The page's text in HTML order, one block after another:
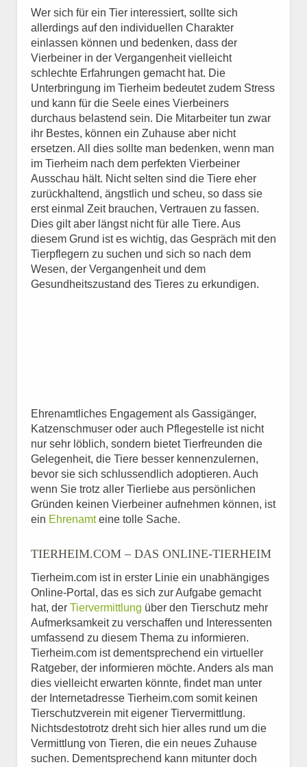
Wer sich für ein Tier interessiert, sollte sich
allerdings auf den individuellen Charakter
einlassen können und bedenken, dass der
Vierbeiner in der Vergangenheit vielleicht
schlechte Erfahrungen gemacht hat. Die
Unterbringung im Tierheim bedeutet zudem Stress
und kann für die Seele eines Vierbeiners
durchaus belastend sein. Die Mitarbeiter tun zwar
ihr Bestes, können ein Zuhause aber nicht
ersetzen. All dies sollte man bedenken, wenn man
im Tierheim nach dem perfekten Vierbeiner
Ausschau hält. Nicht selten sind die Tiere eher
zurückhaltend, ängstlich und scheu, so dass sie
erst einmal Zeit brauchen, Vertrauen zu fassen.
Dies gilt aber längst nicht für alle Tiere. Aus
diesem Grund ist es wichtig, das Gespräch mit den
Tierpflegern zu suchen und sich so nach dem
Wesen, der Vergangenheit und dem
Gesundheitszustand des Tieres zu erkundigen.
Ehrenamtliches Engagement als Gassigänger,
Katzenschmuser oder auch Pflegestelle ist nicht
nur sehr löblich, sondern bietet Tierfreunden die
Gelegenheit, die Tiere besser kennenzulernen,
bevor sie sich schlussendlich adoptieren. Auch
wenn Sie trotz aller Tierliebe aus persönlichen
Gründen keinen Vierbeiner aufnehmen können, ist
ein Ehrenamteine tolle Sache.
TIERHEIM.COM – DAS ONLINE-TIERHEIM
Tierheim.com ist in erster Linie ein unabhängiges
Online-Portal, das es sich zur Aufgabe gemacht
hat, der Tiervermittlung über den Tierschutz mehr
Aufmerksamkeit zu verschaffen und Interessenten
umfassend zu diesem Thema zu informieren.
Tierheim.com ist dementsprechend ein virtueller
Ratgeber, der informieren möchte. Anders als man
dies vielleicht erwarten könnte, findet man unter
der Internetadresse Tierheim.com somit keinen
Tierschutzverein mit eigener Tiervermittlung.
Nichtsdestotrotz dreht sich hier alles rund um die
Vermittlung von Tieren, die ein neues Zuhause
suchen. Dementsprechend kann mitunter doch